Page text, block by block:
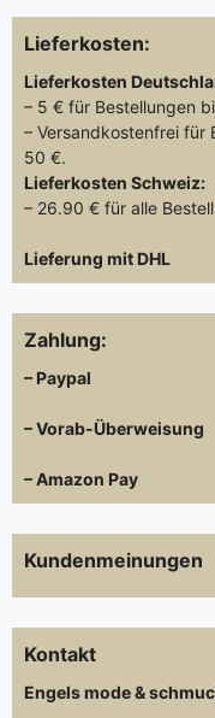
Lieferkosten:
Lieferkosten
– 5 € für Bestellungen
– Versandkostenfrei für
50 €.
Lieferkosten Schweiz:
– 26.90 € für alle
Lieferung mit DHL
Zahlung:
– Paypal
– Vorab-Überweisung
– Amazon Pay
Kundenmeinungen
Kontakt
Engels mode &